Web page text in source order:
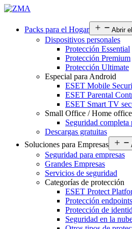
Packs para el Hogar Abrir
Dispositivos personales
Protección Essential
Protección Premium
Protección Ultimate
Especial para Android
ESET Mobile
ESET Parental
ESET Smart TV
Small Office / Home office
Seguridad completa
Descargas gratuitas
Soluciones para Empresas
Seguridad para empresas
Grandes Empresas
Servicios de seguridad
Categorías de protección
ESET Protect
Protección endpoints
Protección de
Seguridad en la